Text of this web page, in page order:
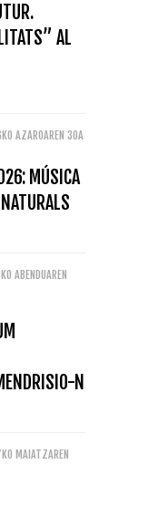
AL
AZAROAREN 30A
MÚSICA
ABENDUAREN
N
MAIATZAREN